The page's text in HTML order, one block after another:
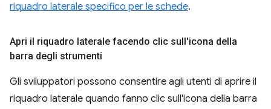
riquadro laterale specifico per le schede.
Apri il riquadro laterale facendo clic sull'icona della
barra degli strumenti
Gli sviluppatori possono consentire agli utenti di aprire il
riquadro laterale quando fanno clic sull'icona della barra